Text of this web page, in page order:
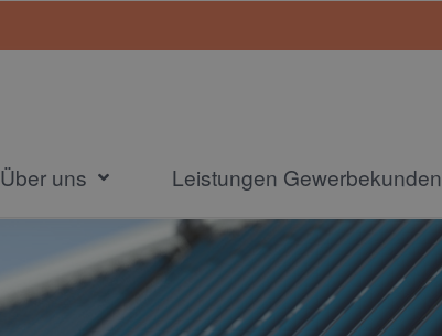
Über uns Leistungen Gewerbekunden